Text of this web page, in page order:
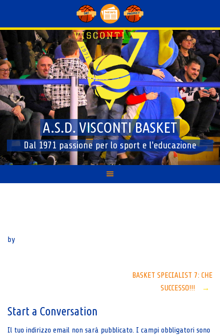
content
A.S.D. VISCONTI BASKET
Dal 1971 passione per lo sport e l'educazione
by
BASKET SPECIALIST 7: CHE
SUCCESSO!!!
→
Start a Conversation
Il tuo indirizzo email non sarà pubblicato. I campi obbligatori sono